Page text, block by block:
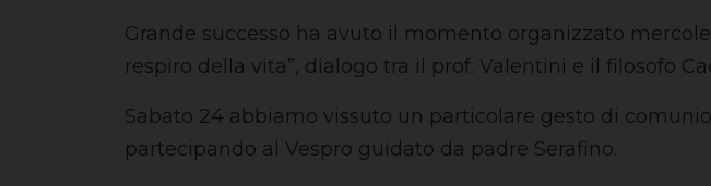
Grande successo ha avuto il momento organizzato
respiro della vita”, dialogo tra il prof. Valentini e il filosofo
Sabato 24 abbiamo vissuto un particolare gesto di
partecipando al Vespro guidato da padre Serafino.